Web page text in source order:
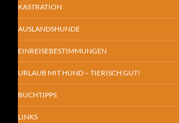
KASTRATION
AUSLANDSHUNDE
EINREISEBESTIMMUNGEN
URLAUB MIT HUND – TIERISCH GUT!
BUCHTIPPS
LINKS